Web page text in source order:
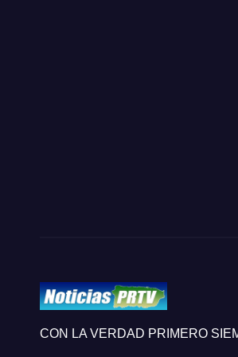
CON LA VERDAD PRIMERO